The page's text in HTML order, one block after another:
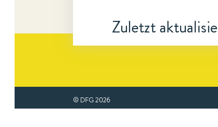
Zuletzt
© DFG 2026